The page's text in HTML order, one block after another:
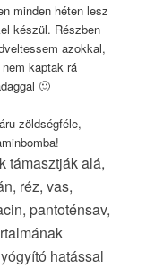
minden héten lesz
készül. Részben
azokkal,
kaptak rá
🙂
zöldségféle,
támasztják alá,
réz, vas,
pantoténsav,
hatással